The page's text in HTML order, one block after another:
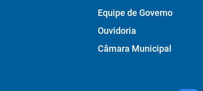
Equipe de Governo
Ouvidoria
Câmara Municipal